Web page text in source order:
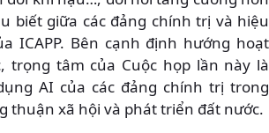
biết giữa các đảng chính trị và hiệu
ICAPP. Bên cạnh định hướng hoạt
trọng tâm của Cuộc họp lần này là
AI của các đảng chính trị trong
thuận xã hội và phát triển đất nước.